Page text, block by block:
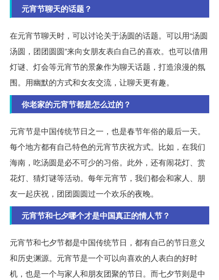
元宵节聊天的话题？
在元宵节聊天时，可以讨论关于汤圆的话题。可以用“汤圆
汤圆，团团圆圆”来向女朋友表白自己的喜欢。也可以借用
灯谜、灯会等元宵节的景象作为聊天话题，打造浪漫的氛
围。用幽默的方式和女友交流，让聊天更有趣。
你老家的元宵节都是怎么过的？
元宵节是中国传统节日之一，也是春节年俗的最后一天。
每个地方都有自己特色的元宵节庆祝方式。比如，在我们
海南，吃汤圆是必不可少的习俗。此外，还有闹花灯、赏
花灯、猜灯谜等活动。每年元宵节，我们都会和家人、朋
友一起庆祝，团团圆圆过一个欢乐的夜晚。
元宵节和七夕哪个才是中国真正的情人节？
元宵节和七夕节都是中国传统节日，都有自己的节日意义
和历史渊源。元宵节是一个可以向喜欢的人表白的好时
机，也是一个与家人和朋友团聚的节日。而七夕节则是中